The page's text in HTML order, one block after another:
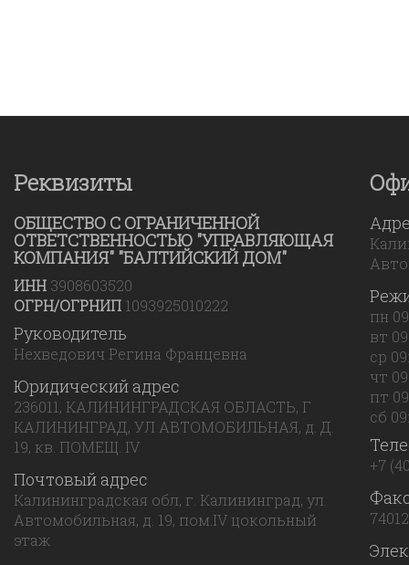
Реквизиты
ОБЩЕСТВО С ОГРАНИЧЕННОЙ
ОТВЕТСТВЕННОСТЬЮ "УПРАВЛЯЮЩАЯ
КОМПАНИЯ" "БАЛТИЙСКИЙ ДОМ"
ИНН 3908603520
ОГРН/ОГРНИП 1093925010222
Руководитель
Нехведович Регина Францевна
Юридический адрес
236011, КАЛИНИНГРАДСКАЯ ОБЛАСТЬ, Г
КАЛИНИНГРАД, УЛ АВТОМОБИЛЬНАЯ, д. Д.
19, кв. ПОМЕЩ. IV
Почтовый адрес
Калининградская обл, г. Калининград, ул.
Автомобильная, д. 19, пом.IV цокольный
этаж
пн
вт
ср
чт
пт
сб
+7